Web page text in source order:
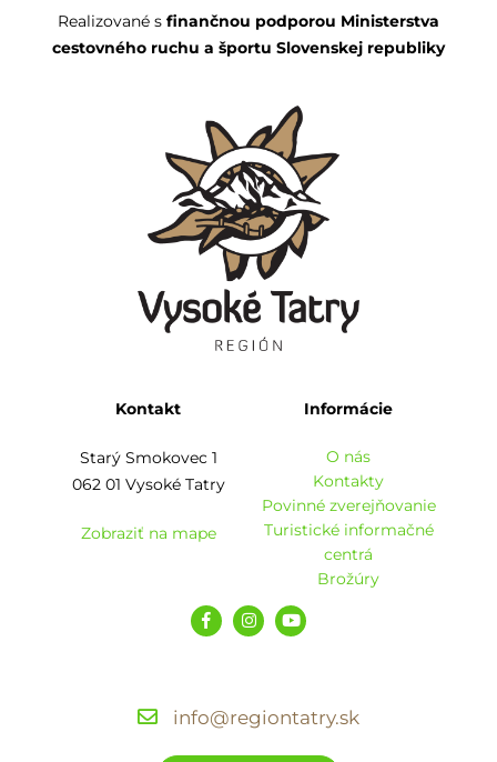
Realizované s finančnou podporou Ministerstva
cestovného ruchu a športu Slovenskej republiky
Kontakt
Starý Smokovec 1
062 01 Vysoké Tatry
Zobraziť na mape
Informácie
O nás
Kontakty
Povinné zverejňovanie
Turistické informačné
centrá
Brožúry
info@regiontatry.sk